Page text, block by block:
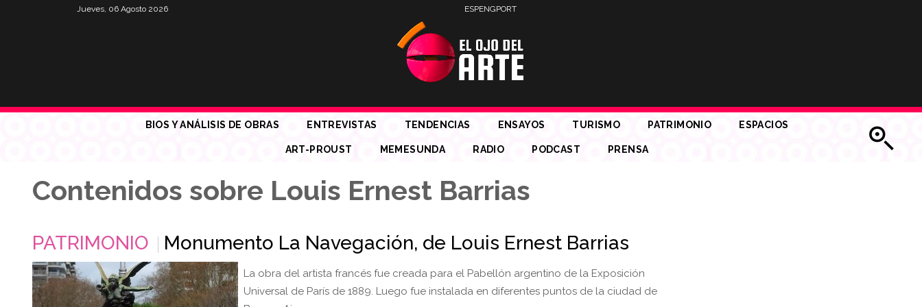
Jueves, 06 Agosto 2026 ESPENGPORT
BIOS Y ANÁLISIS DE OBRAS ENTREVISTAS TENDENCIAS ENSAYOS TURISMO PATRIMONIO ESPACIOS
ART-PROUST MEMESUNDA RADIO PODCAST PRENSA
Contenidos sobre Louis Ernest Barrias
PATRIMONIO Monumento La Navegación, de Louis Ernest Barrias
La obra del artista francés fue creada para el Pabellón argentino de la Exposición
Universal de París de 1889. Luego fue instalada en diferentes puntos de la ciudad de